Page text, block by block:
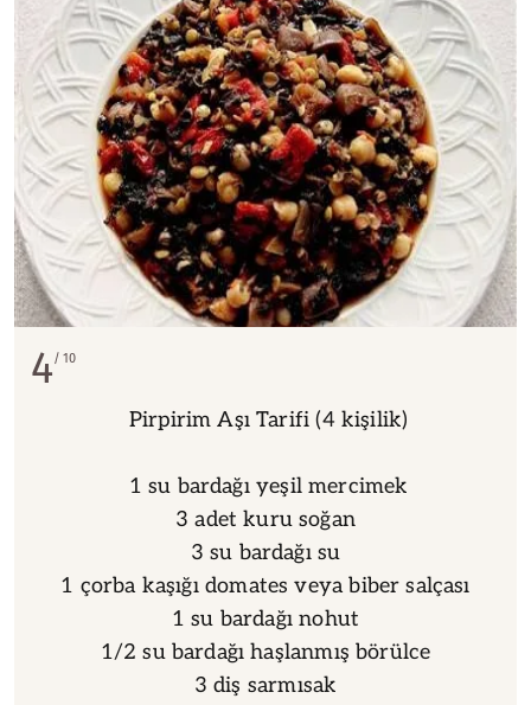
4 10
Pirpirim Aşı Tarifi (4 kişilik)
1 su bardağı yeşil mercimek
3 adet kuru soğan
3 su bardağı su
1 çorba kaşığı domates veya biber salçası
1 su bardağı nohut
1/2 su bardağı haşlanmış börülce
3 diş sarmısak